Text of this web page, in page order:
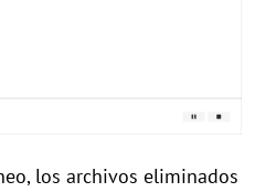
los archivos eliminados